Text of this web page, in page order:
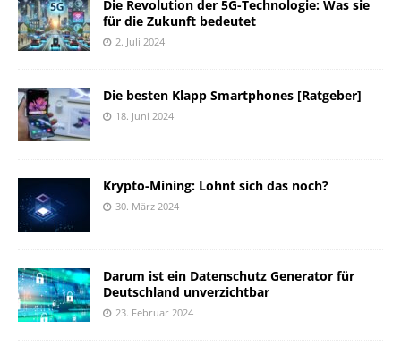
Die Revolution der 5G-Technologie: Was sie
für die Zukunft bedeutet
2. Juli 2024
Die besten Klapp Smartphones [Ratgeber]
18. Juni 2024
Krypto-Mining: Lohnt sich das noch?
30. März 2024
Darum ist ein Datenschutz Generator für
Deutschland unverzichtbar
23. Februar 2024